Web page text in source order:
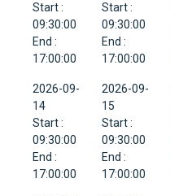
Start :
09:30:00
End :
17:00:00
Start :
09:30:00
End :
17:00:00
2026-09-
14
Start :
09:30:00
End :
17:00:00
2026-09-
15
Start :
09:30:00
End :
17:00:00